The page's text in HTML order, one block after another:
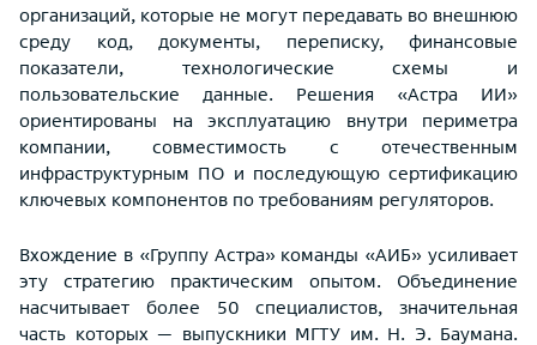
организаций, которые не могут передавать во внешнюю
среду код, документы, переписку, финансовые
показатели, технологические схемы и
пользовательские данные. Решения «Астра ИИ»
ориентированы на эксплуатацию внутри периметра
компании, совместимость с отечественным
инфраструктурным ПО и последующую сертификацию
ключевых компонентов по требованиям регуляторов.
Вхождение в «Группу Астра» команды «АИБ» усиливает
эту стратегию практическим опытом. Объединение
насчитывает более 50 специалистов, значительная
часть которых — выпускники МГТУ им. Н. Э. Баумана.